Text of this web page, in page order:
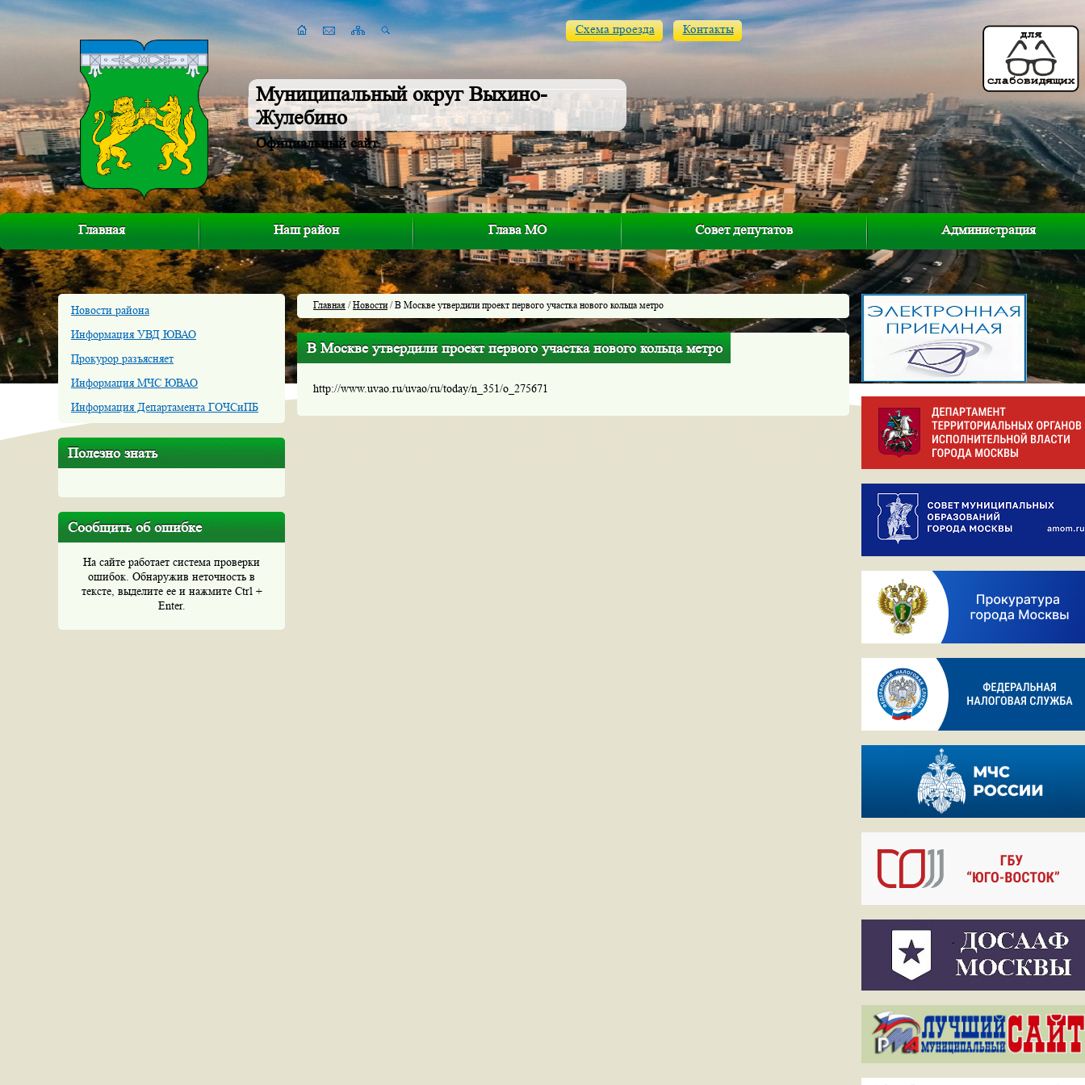
Муниципальный округ Выхино-
Жулебино
Официальный сайт
Схема проезда Контакты
Главная Наш район Глава МО Совет депутатов Администрация
Новости района
Информация УВД ЮВАО
Прокурор разъясняет
Информация МЧС ЮВАО
Информация Департамента ГОЧСиПБ
Полезно знать
Сообщить об ошибке
На сайте работает система проверки
ошибок. Обнаружив неточность в
тексте, выделите ее и нажмите Ctrl +
Enter.
Главная /Новости/ В Москве утвердили проект первого участка нового кольца метро
В Москве утвердили проект первого участка нового кольца метро
http://www.uvao.ru/uvao/ru/today/n_351/o_275671